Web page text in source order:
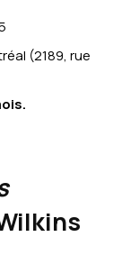
(2189, rue